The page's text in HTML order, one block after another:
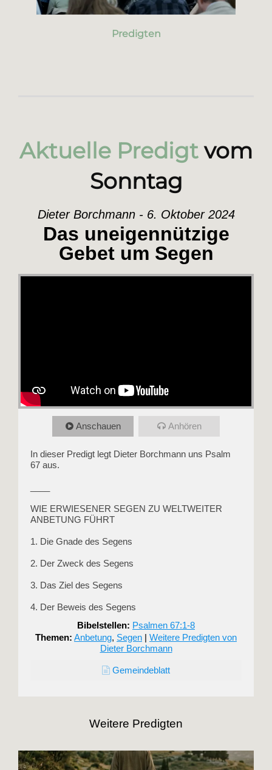
Predigten
Aktuelle Predigtvom
Sonntag
Dieter Borchmann - 6. Oktober 2024
Das uneigennützige
Gebet um Segen
Anschauen Anhören
In dieser Predigt legt Dieter Borchmann uns Psalm
67 aus.
WIE ERWIESENER SEGEN ZU WELTWEITER
ANBETUNG FÜHRT
1. Die Gnade des Segens
2. Der Zweck des Segens
3. Das Ziel des Segens
4. Der Beweis des Segens
Bibelstellen: Psalmen 67:1-8
Themen: Anbetung, Segen | Weitere Predigten von
Dieter Borchmann
Gemeindeblatt
Weitere Predigten